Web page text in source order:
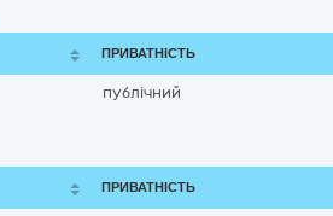
ПРИВАТНІСТЬ
публічний
ПРИВАТНІСТЬ